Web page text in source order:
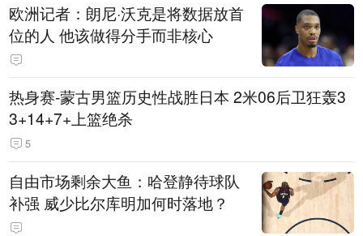
欧洲记者：朗尼·沃克是将数据放首
位的人 他该做得分手而非核心
热身赛-蒙古男篮历史性战胜日本 2米06后卫狂轰3
3+14+7+上篮绝杀
5
自由市场剩余大鱼：哈登静待球队
补强 威少比尔库明加何时落地？